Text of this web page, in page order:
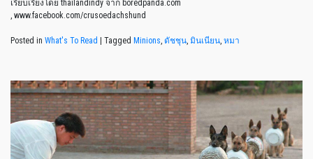
เรียบเรียงโดย thailandindy จาก boredpanda.com
, www.facebook.com/crusoedachshund
Posted in What's To Read Tagged Minions, ดัชชุน, มินเนียน, หมา